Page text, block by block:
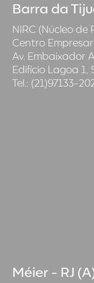
Barra da
NIRC (Núcleo
Centro
Av. Embaixador
Edifício Lagoa 1,
Tel.: (21)97133-
Méier - RJ